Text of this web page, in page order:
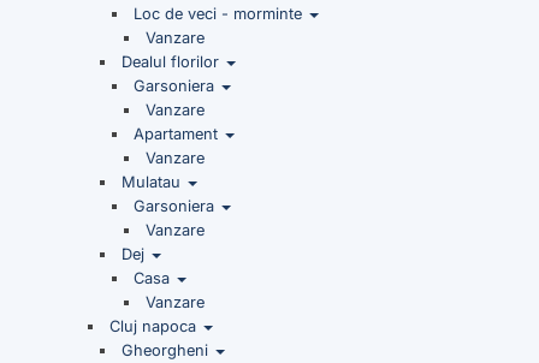
Loc de veci - morminte
Vanzare
Dealul florilor
Garsoniera
Vanzare
Apartament
Vanzare
Mulatau
Garsoniera
Vanzare
Dej
Casa
Vanzare
Cluj napoca
Gheorgheni